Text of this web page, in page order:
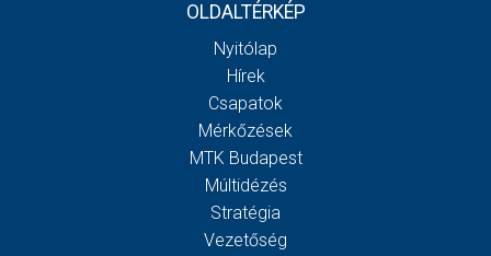
OLDALTÉRKÉP
Nyitólap
Hírek
Csapatok
Mérkőzések
MTK Budapest
Múltidézés
Stratégia
Vezetőség